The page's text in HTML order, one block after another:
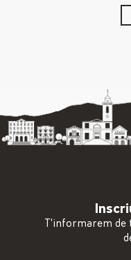
T'informarem de